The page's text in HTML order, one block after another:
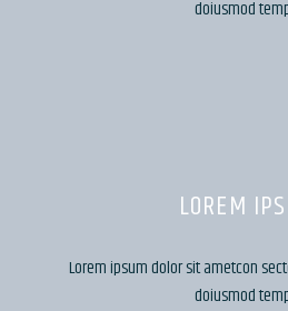
doiusmod
LOREM
Lorem ipsum dolor sit ametcon
doiusmod